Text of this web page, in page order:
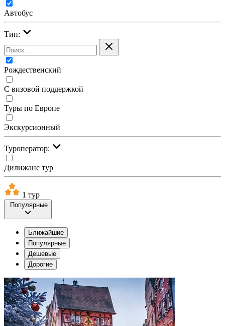
Автобус
Тип:
Рождественский
С визовой поддержкой
Туры по Европе
Экскурсионный
Туроператор:
Дилижанс тур
1 тур
Популярные
Ближайшие
Популярные
Дешевые
Дорогие